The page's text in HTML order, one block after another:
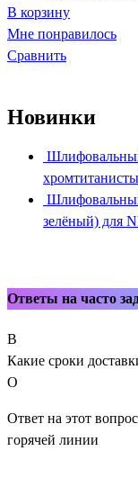
В корзину
Мне понравилось
Сравнить
Новинки
зелёный) для
Ответы на часто
В
Какие сроки
О
Ответ на этот
горячей линии